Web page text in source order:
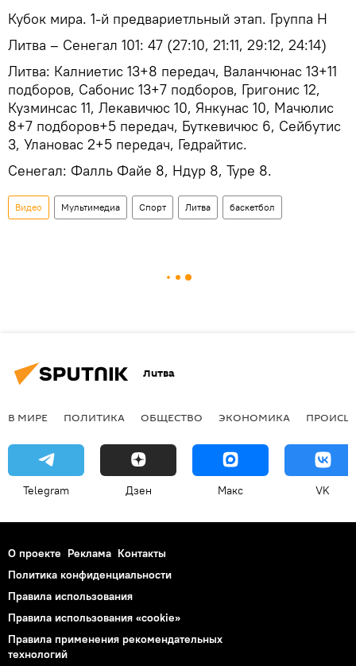
Кубок мира. 1-й предвариетльный этап. Группа Н
Литва – Сенегал 101: 47 (27:10, 21:11, 29:12, 24:14)
Литва: Калниетис 13+8 передач, Валанчюнас 13+11
подборов, Сабонис 13+7 подборов, Григонис 12,
Кузминсас 11, Лекавичюс 10, Янкунас 10, Мачюлис
8+7 подборов+5 передач, Буткевичюс 6, Сейбутис
3, Улановас 2+5 передач, Гедрайтис.
Сенегал: Фалль Файе 8, Ндур 8, Туре 8.
Видео Мультимедиа Спорт Литва баскетбол
Литва
В МИРЕ ПОЛИТИКА ОБЩЕСТВО ЭКОНОМИКА
Telegram Дзен Макс VK
О проекте Реклама Контакты
Политика конфиденциальности
Правила использования
Правила использования «cookie»
Правила применения рекомендательных
технологий